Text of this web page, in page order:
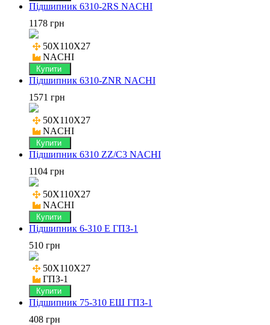
Підшипник 6310-2RS NACHI
1178 грн
50X110X27
NACHI
Купити
Підшипник 6310-ZNR NACHI
1571 грн
50X110X27
NACHI
Купити
Підшипник 6310 ZZ/C3 NACHI
1104 грн
50X110X27
NACHI
Купити
Підшипник 6-310 Е ГПЗ-1
510 грн
50X110X27
ГПЗ-1
Купити
Підшипник 75-310 ЕШ ГПЗ-1
408 грн